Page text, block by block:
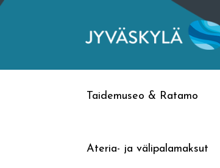
Siirry
Siirry
Taidemuseo & Ratamo
Ateria- ja välipalamaksut